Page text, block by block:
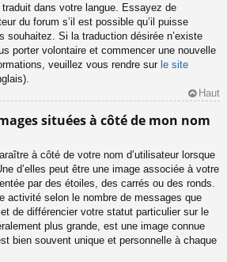
traduit dans votre langue. Essayez de
du forum s’il est possible qu’il puisse
souhaitez. Si la traduction désirée n’existe
porter volontaire et commencer une nouvelle
veuillez vous rendre sur le site
Haut
situées à côté de mon nom
à côté de votre nom d’utilisateur lorsque
d’elles peut être une image associée à votre
par des étoiles, des carrés ou des ronds.
activité selon le nombre de messages que
de différencier votre statut particulier sur le
plus grande, est une image connue
bien souvent unique et personnelle à chaque